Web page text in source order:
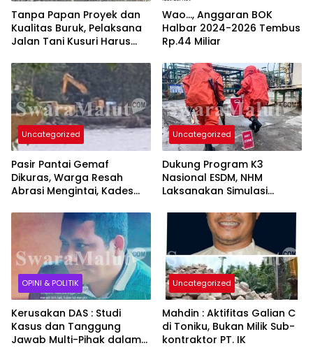
Tanpa Papan Proyek dan
Kualitas Buruk, Pelaksana
Jalan Tani Kusuri Harus
Wao…, Anggaran BOK
Halbar 2024-2026 Tembus
Rp.44 Miliar
Uncategorized
Pasir Pantai Gemaf
Dikuras, Warga Resah
Abrasi Mengintai, Kades
Uncategorized
Dukung Program K3
Nasional ESDM, NHM
Laksanakan Simulasi
Tambang Gosowong
OPINI & POLITIK
Kerusakan DAS : Studi
Kasus dan Tanggung
Jawab Multi-Pihak dalam
Uncategorized
Mahdin : Aktifitas Galian C
di Toniku, Bukan Milik Sub-
kontraktor PT. IK